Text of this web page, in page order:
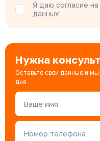
Я даю согласие на
данных
Нужна
Оставьте свои данные и
дня
Ваше имя
Номер телефона